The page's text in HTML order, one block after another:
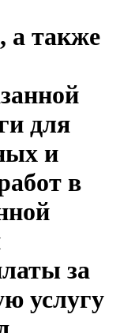
а также
для
и
в
за
услугу